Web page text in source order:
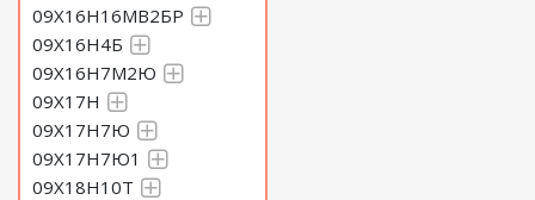
09Х16Н16МВ2БР
09Х16Н4Б
09Х16Н7М2Ю
09Х17Н
09Х17Н7Ю
09Х17Н7Ю1
09Х18Н10Т